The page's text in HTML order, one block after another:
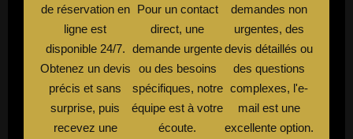
de réservation en
ligne est
disponible 24/7.
Obtenez un devis
précis et sans
surprise, puis
recevez une
Pour un contact
direct, une
demande urgente
ou des besoins
spécifiques, notre
équipe est à votre
écoute.
demandes non
urgentes, des
devis détaillés ou
des questions
complexes, l'e-
mail est une
excellente option.